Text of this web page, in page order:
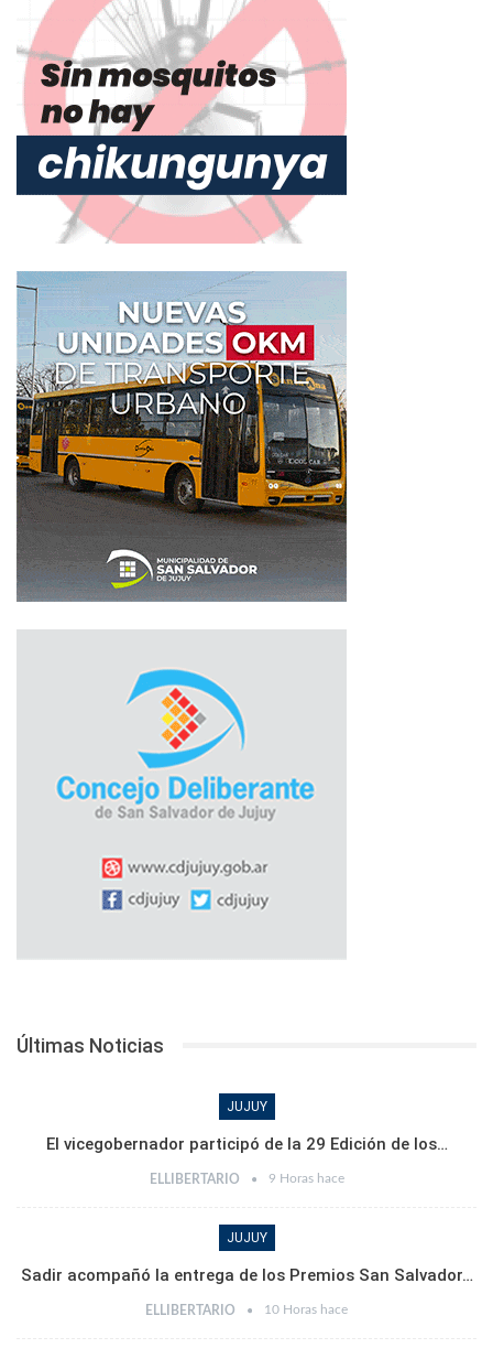
Últimas Noticias
JUJUY
El vicegobernador participó de la 29 Edición de los…
ELLIBERTARIO 9 Horas hace
JUJUY
Sadir acompañó la entrega de los Premios San Salvador…
ELLIBERTARIO 10 Horas hace